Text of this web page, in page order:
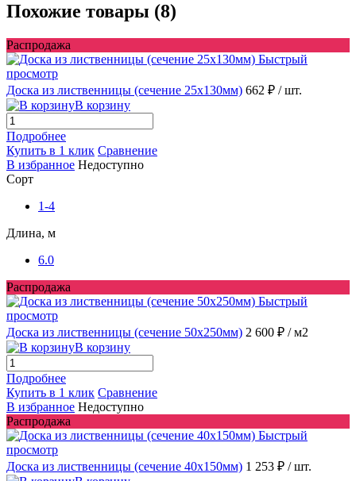
Похожие товары (8)
Распродажа
Быстрый
просмотр
Доска из лиственницы (сечение 25x130мм) 662 ₽ / шт.
В корзину
Подробнее
Купить в 1 клик Сравнение
В избранное Недоступно
Сорт
1-4
Длина, м
6.0
Распродажа
Быстрый
просмотр
Доска из лиственницы (сечение 50x250мм) 2 600 ₽ / м2
В корзину
Подробнее
Купить в 1 клик Сравнение
В избранное Недоступно
Распродажа
Быстрый
просмотр
Доска из лиственницы (сечение 40x150мм) 1 253 ₽ / шт.